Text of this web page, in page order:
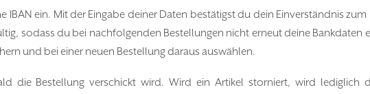
IBAN ein. Mit der Eingabe deiner Daten bestätigst du dein Einverständnis zum
sodass du bei nachfolgenden Bestellungen nicht erneut deine Bankdaten
und bei einer neuen Bestellung daraus auswählen.
die Bestellung verschickt wird. Wird ein Artikel storniert, wird lediglich